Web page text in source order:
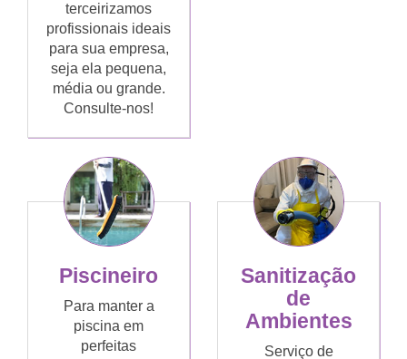
terceirizamos
profissionais ideais
para sua empresa,
seja ela pequena,
média ou grande.
Consulte-nos!
Piscineiro
Para manter a
piscina em
perfeitas
Sanitização
de
Ambientes
Serviço de